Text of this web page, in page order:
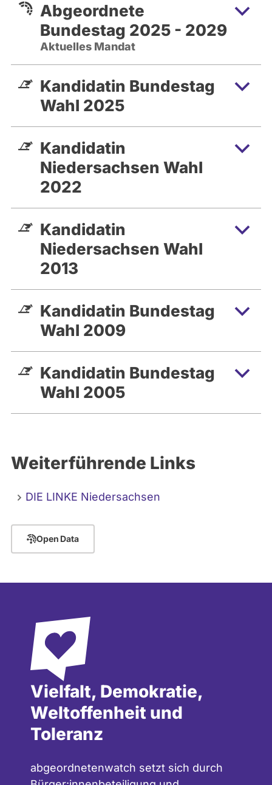
Abgeordnete
Bundestag 2025 - 2029
Aktuelles Mandat
Kandidatin Bundestag
Wahl 2025
Kandidatin
Niedersachsen Wahl
2022
Kandidatin
Niedersachsen Wahl
2013
Kandidatin Bundestag
Wahl 2009
Kandidatin Bundestag
Wahl 2005
Weiterführende Links
DIE LINKE Niedersachsen
Open Data
Vielfalt, Demokratie,
Weltoffenheit und
Toleranz
abgeordnetenwatch setzt sich durch